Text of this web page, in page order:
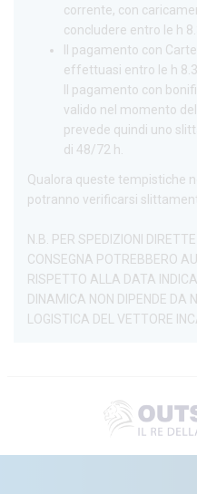
corrente, con
concludere entro le h
Il pagamento con
effettuasi entro le h
Il pagamento con
valido nel momento
prevede quindi uno
di 48/72 h.
Qualora queste tempistiche
potranno verificarsi
N.B. PER SPEDIZIONI
CONSEGNA POTREBBERO
RISPETTO ALLA DATA
DINAMICA NON DIPENDE DA
LOGISTICA DEL VETTORE